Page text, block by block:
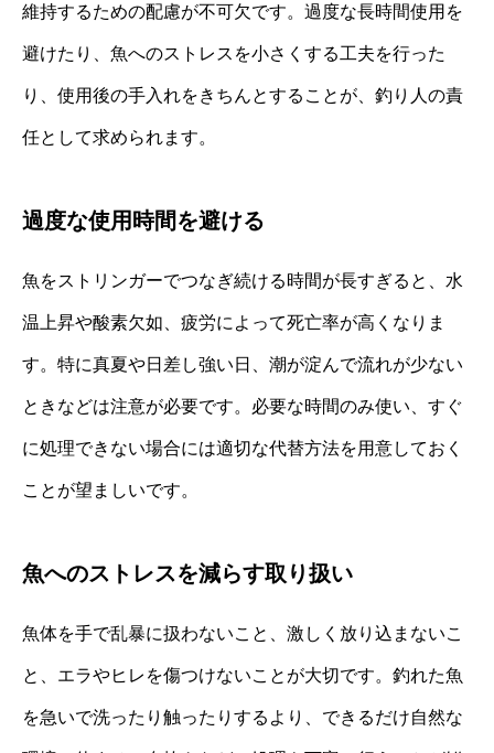
維持するための配慮が不可欠です。過度な長時間使用を
避けたり、魚へのストレスを小さくする工夫を行った
り、使用後の手入れをきちんとすることが、釣り人の責
任として求められます。
過度な使用時間を避ける
魚をストリンガーでつなぎ続ける時間が長すぎると、水
温上昇や酸素欠如、疲労によって死亡率が高くなりま
す。特に真夏や日差し強い日、潮が淀んで流れが少ない
ときなどは注意が必要です。必要な時間のみ使い、すぐ
に処理できない場合には適切な代替方法を用意しておく
ことが望ましいです。
魚へのストレスを減らす取り扱い
魚体を手で乱暴に扱わないこと、激しく放り込まないこ
と、エラやヒレを傷つけないことが大切です。釣れた魚
を急いで洗ったり触ったりするより、できるだけ自然な